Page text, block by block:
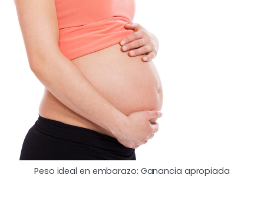
Peso ideal en embarazo: Ganancia apropiada